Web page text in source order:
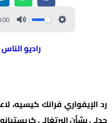
راديو
رد الإيفواري فرانك كيسيه،